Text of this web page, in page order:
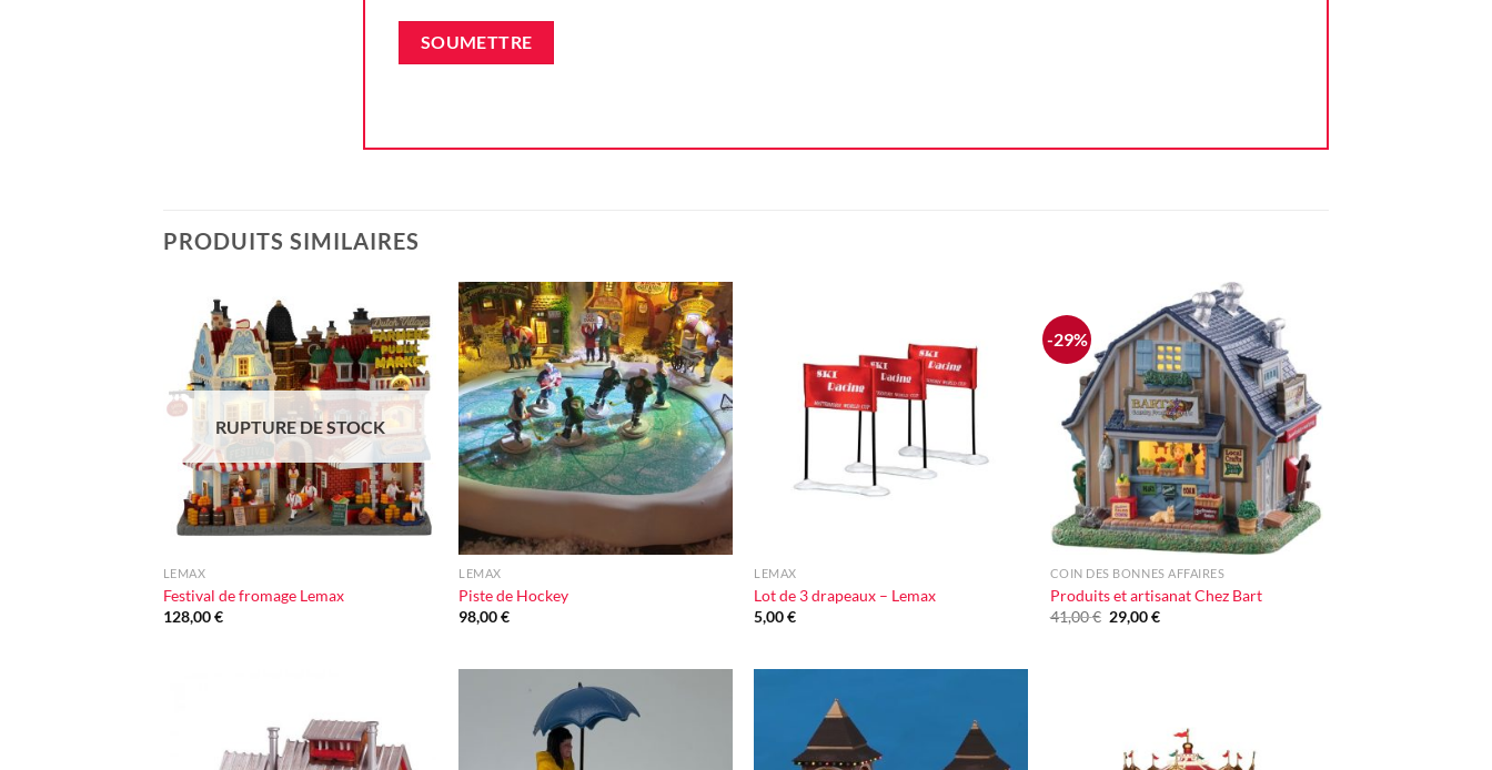
PRODUITS SIMILAIRES
Ajouter
à la liste
d'envie
+
RUPTURE DE STOCK
LEMAX
Festival de fromage Lemax
128,00€
Ajouter
à la liste
d'envie
+
LEMAX
Piste de Hockey
98,00€
à la liste
d'envie
LEMAX
Lot de 3 drapeaux – Lemax
5,00€
-29%
Ajouter
à la liste
d'envie
+
COIN DES BONNES AFFAIRES
Produits et artisanat Chez Bart
41,00€ Le
prix
29,00€Le
Ajouter
à la liste
d'envie
Ajouter
à la liste
d'envie